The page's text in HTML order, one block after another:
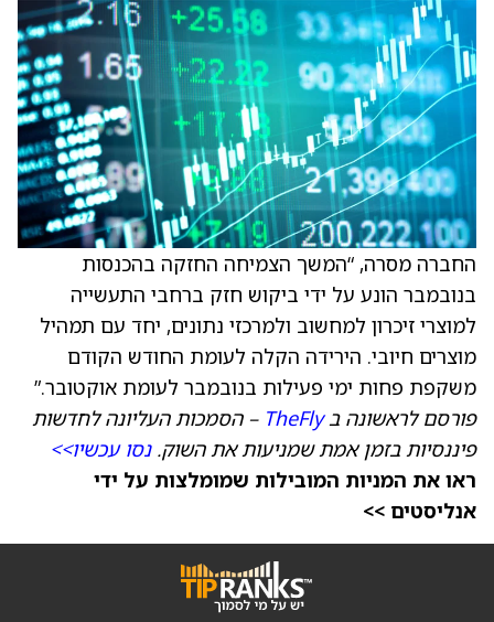
החברה מסרה, “המשך הצמיחה החזקה בהכנסות
בנובמבר הונע על ידי ביקוש חזק ברחבי התעשייה
למוצרי זיכרון למחשוב ולמרכזי נתונים, יחד עם תמהיל
מוצרים חיובי. הירידה הקלה לעומת החודש הקודם
משקפת פחות ימי פעילות בנובמבר לעומת אוקטובר.”
פורסם לראשונה בTheFly – הסמכות העליונה לחדשות
פיננסיות בזמן אמת שמניעות את השוק.נסו עכשיו>>
ראו את המניות המובילות שמומלצות על ידי
אנליסטים >>